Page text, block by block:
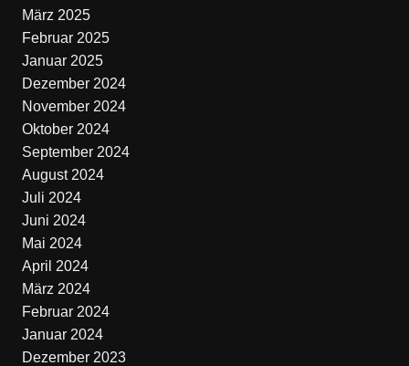
März 2025
Februar 2025
Januar 2025
Dezember 2024
November 2024
Oktober 2024
September 2024
August 2024
Juli 2024
Juni 2024
Mai 2024
April 2024
März 2024
Februar 2024
Januar 2024
Dezember 2023